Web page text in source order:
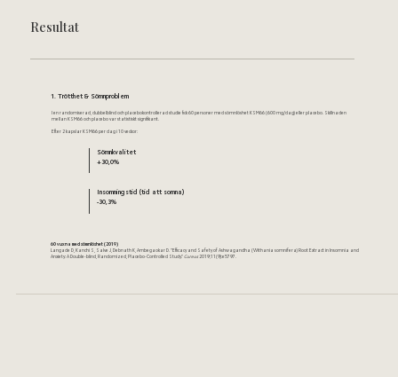
Resultat
1. Trötthet & Sömnproblem
I en randomiserad, dubbelblind och placebokontrollerad studie fick 60 personer med sömnlöshet KSM66 (600 mg/dag) eller placebo. Skillnaden
mellan KSM66 och placebo var statistiskt signifikant.
Efter 2 kapslar KSM66 per dag i 10 veckor:
Sömnkvalitet
+30,0%
Insomningstid (tid att somna)
-30,3%
60 vuxna med sömnlöshet (2019)
Langade D, Kanchi S, Salve J, Debnath K, Ambegaokar D. "Efficacy and Safety of Ashwagandha (Withania somnifera) Root Extract in Insomnia and
Anxiety: A Double-blind, Randomized, Placebo-Controlled Study." Cureus2019;11(9):e5797.